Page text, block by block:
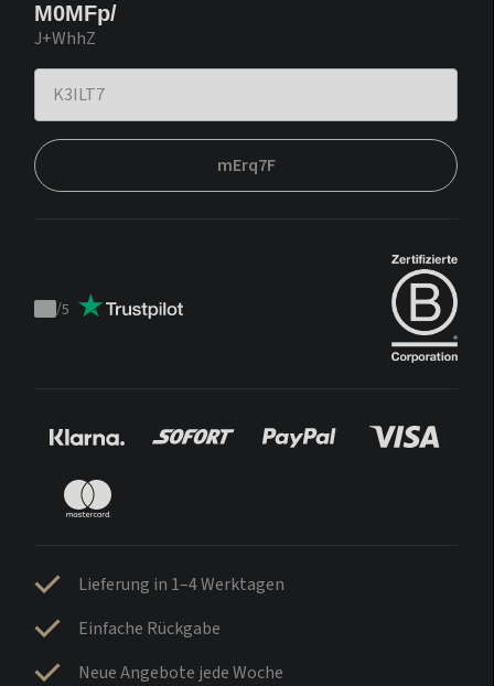
M0MFp/
J+WhhZ
mErq7F
Trustpilot
/5
Lieferung in 1–4 Werktagen
Einfache Rückgabe
Neue Angebote jede Woche